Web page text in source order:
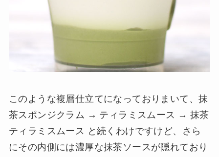
このような複層仕立てになっておりまいて、抹
茶スポンジクラム → ティラミスムース → 抹茶
ティラミスムース と続くわけですけど、さら
にその内側には濃厚な抹茶ソースが隠れており